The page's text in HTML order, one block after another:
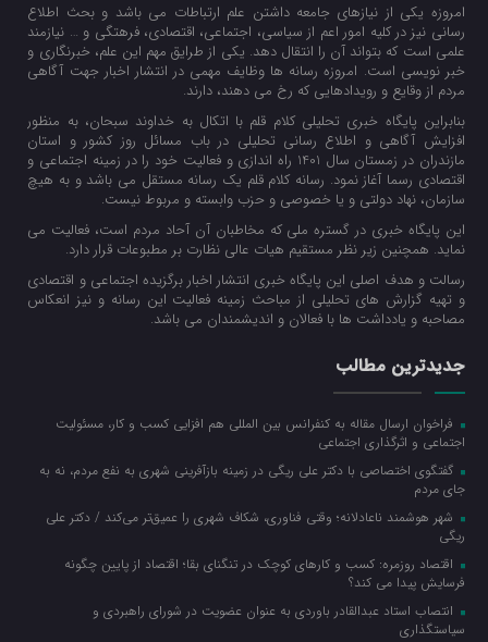
امروزه یکی از نیازهای جامعه داشتن علم ارتباطات می باشد و بحث اطلاع
رسانی نیز در کلیه امور اعم از سیاسی، اجتماعی، اقتصادی، فرهتگی و … نیازمند
علمی است که بتواند آن را انتقال دهد. یکی از طرایق مهم این علم، خبرنگاری و
خبر نویسی است. امروزه رسانه ها وظایف مهمی در انتشار اخبار جهت آگاهی
مردم از وقایع و رویدادهایی که رخ می دهند، دارند.
بنابراین پایگاه خبری تحلیلی کلام قلم با اتکال به خداوند سبحان، به منظور
افزایش آگاهی و اطلاع رسانی تحلیلی در باب مسائل روز کشور و استان
مازندران در زمستان سال 1401 راه اندازی و فعالیت خود را در زمینه اجتماعی و
اقتصادی رسما آغاز نمود. رسانه کلام قلم یک رسانه مستقل می باشد و به هیچ
سازمان، نهاد دولتی و یا خصوصی و حزب وابسته و مربوط نیست.
این پایگاه خبری در گستره ملی که مخاطبان آن آحاد مردم است، فعالیت می
نماید. همچنین زیر نظر مستقیم هیات عالی نظارت بر مطبوعات قرار دارد.
رسالت و هدف اصلی این پایگاه خبری انتشار اخبار برگزیده اجتماعی و اقتصادی
و تهیه گزارش های تحلیلی از مباحث زمینه فعالیت این رسانه و نیز انعکاس
مصاحبه و یادداشت ها با فعالان و اندیشمندان می باشد.
جدیدترین مطالب
فراخوان ارسال مقاله به کنفرانس بین المللی هم افزایی کسب و کار، مسئولیت
اجتماعی و اثرگذاری اجتماعی
گفتگوی اختصاصی با دکتر علی ریگی در زمینه بازآفرینی شهری به نفع مردم، نه به
جای مردم
شهر هوشمند ناعادلانه؛ وقتی فناوری، شکاف شهری را عمیق‌تر می‌کند / دکتر علی
ریگی
اقتصاد روزمره: کسب‌ و کارهای کوچک در تنگنای بقا؛ اقتصاد از پایین چگونه
فرسایش پیدا می کند؟
انتصاب استاد عبدالقادر باوردی به عنوان عضویت در شورای راهبردی و
سیاستگذاری